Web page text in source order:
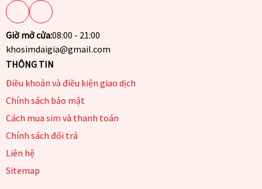
Giờ mở cửa:08:00 - 21:00
khosimdaigia@gmail.com
THÔNG TIN
Điều khoản và điều kiện giao dịch
Chính sách bảo mật
Cách mua sim và thanh toán
Chính sách đổi trả
Liên hệ
Sitemap